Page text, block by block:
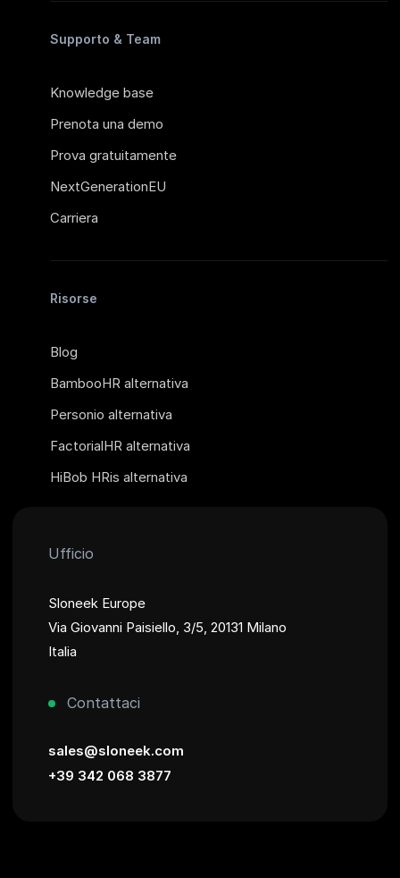
Supporto & Team
Knowledge base
Prenota una demo
Prova gratuitamente
NextGenerationEU
Carriera
Risorse
Blog
BambooHR alternativa
Personio alternativa
FactorialHR alternativa
HiBob HRis alternativa
Ufficio
Sloneek Europe
Via Giovanni Paisiello, 3/5, 20131 Milano
Italia
Contattaci
sales@sloneek.com
+39 342 068 3877